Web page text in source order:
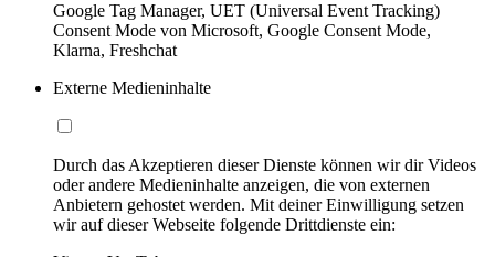
Google Tag Manager, UET (Universal Event Tracking)
Consent Mode von Microsoft, Google Consent Mode,
Klarna, Freshchat
Externe Medieninhalte
Durch das Akzeptieren dieser Dienste können wir dir Videos
oder andere Medieninhalte anzeigen, die von externen
Anbietern gehostet werden. Mit deiner Einwilligung setzen
wir auf dieser Webseite folgende Drittdienste ein: